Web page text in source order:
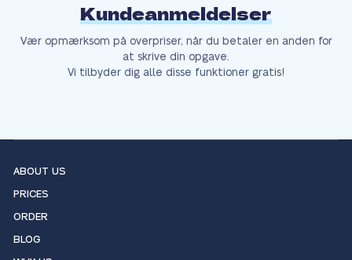
Kundeanmeldelser
Vær opmærksom på overpriser, når du betaler en anden for
at skrive din opgave.
Vi tilbyder dig alle disse funktioner gratis!
ABOUT US
PRICES
ORDER
BLOG